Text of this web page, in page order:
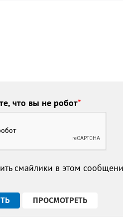
что вы не робот*
смайлики в этом